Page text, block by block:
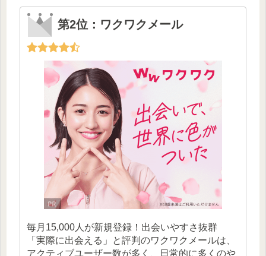
第2位：ワクワクメール
毎月15,000人が新規登録！出会いやすさ抜群
「実際に出会える」と評判のワクワクメールは、
アクティブユーザー数が多く、日常的に多くのや